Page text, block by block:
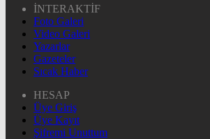
İNTERAKTİF
Foto Galeri
Video Galeri
Yazarlar
Gazeteler
Sıcak Haber
HESAP
Üye Giriş
Üye Kayıt
Şifremi Unuttum